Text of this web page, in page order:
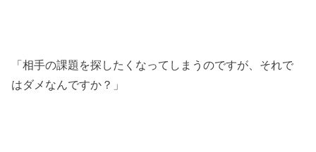
「相手の課題を探したくなってしまうのですが、それで
はダメなんですか？」